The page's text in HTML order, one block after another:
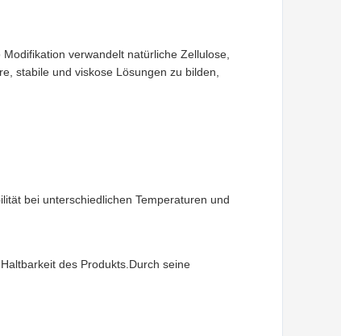
verwandelt natürliche Zellulose,
stabile und viskose Lösungen zu bilden,
bei unterschiedlichen Temperaturen und
des Produkts.Durch seine